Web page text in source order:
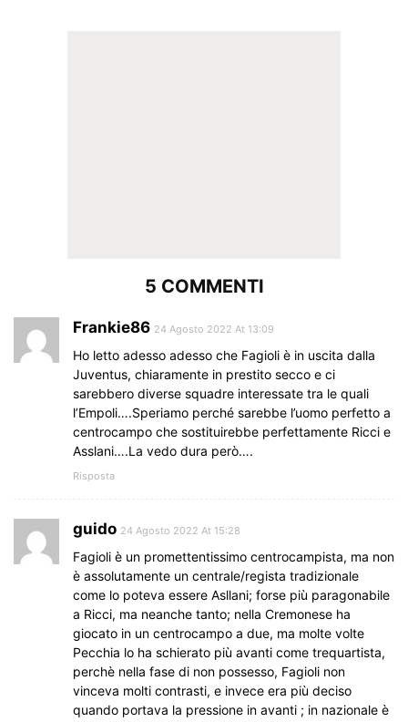
5 COMMENTI
Frankie86 24 Agosto 2022 At 13:09
Ho letto adesso adesso che Fagioli è in uscita dalla
Juventus, chiaramente in prestito secco e ci
sarebbero diverse squadre interessate tra le quali
l’Empoli….Speriamo perché sarebbe l’uomo perfetto a
centrocampo che sostituirebbe perfettamente Ricci e
Asslani….La vedo dura però….
Risposta
guido 24 Agosto 2022 At 15:28
Fagioli è un promettentissimo centrocampista, ma non
è assolutamente un centrale/regista tradizionale
come lo poteva essere Asllani; forse più paragonabile
a Ricci, ma neanche tanto; nella Cremonese ha
giocato in un centrocampo a due, ma molte volte
Pecchia lo ha schierato più avanti come trequartista,
perchè nella fase di non possesso, Fagioli non
vinceva molti contrasti, e invece era più deciso
quando portava la pressione in avanti ; in nazionale è